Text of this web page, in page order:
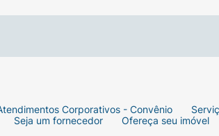
Corporativos - Convênio
Seja um fornecedor Ofereça seu imóvel